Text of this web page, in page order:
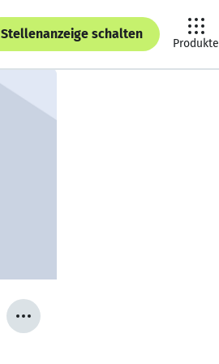
Stellenanzeige schalten
Produkte